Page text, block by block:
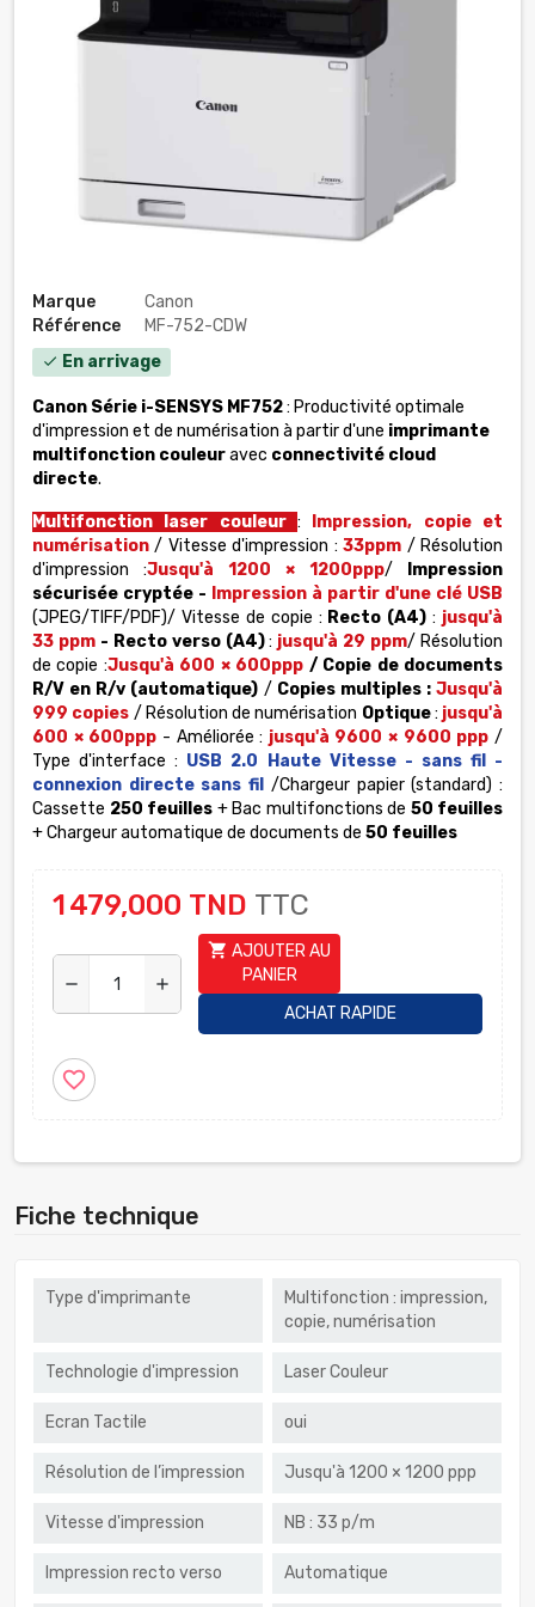
Marque
Canon
Référence
MF-752-CDW
check En arrivage
Canon Série i-SENSYS MF752: Productivité optimale
d'impression et de numérisation à partir d'une imprimante
multifonction couleuravec connectivité cloud
directe.
Multifonction laser couleur : Impression, copie et
numérisation/ Vitesse d'impression :33ppm / Résolution
d'impression :Jusqu'à 1200 × 1200ppp/ Impression
sécurisée cryptée - Impression à partir d'une clé USB
(JPEG/TIFF/PDF)/ Vitesse de copie : Recto (A4) : jusqu'à
33 ppm- Recto verso (A4): jusqu'à 29 ppm/ Résolution
de copie :Jusqu'à 600 × 600ppp / Copie de documents
R/V en R/v (automatique) / Copies multiples : Jusqu'à
999 copies / Résolution de numérisation Optique: jusqu'à
600 × 600ppp - Améliorée : jusqu'à 9600 × 9600 ppp /
Type d'interface : USB 2.0 Haute Vitesse - sans fil -
connexion directe sans fil /Chargeur papier (standard) :
Cassette 250 feuilles + Bac multifonctions de 50 feuilles
+ Chargeur automatique de documents de 50 feuilles
1 479,000 TND TTC
remove add
shopping_cart AJOUTER AU
PANIER
ACHAT RAPIDE
favorite_border
Fiche technique
Type d'imprimante
Multifonction : impression,
copie, numérisation
Technologie d'impression Laser Couleur
Ecran Tactile oui
Résolution de l’impression Jusqu'à 1200 × 1200 ppp
Vitesse d'impression NB : 33 p/m
Impression recto verso Automatique